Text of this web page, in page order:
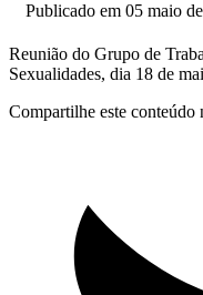
Publicado em 05 maio
Reunião do Grupo de
Sexualidades, dia 18 de
Compartilhe este conteúdo